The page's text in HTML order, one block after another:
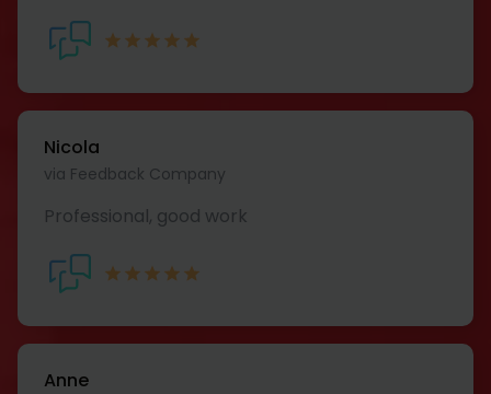
Nicola
via Feedback Company
Professional, good work
Anne